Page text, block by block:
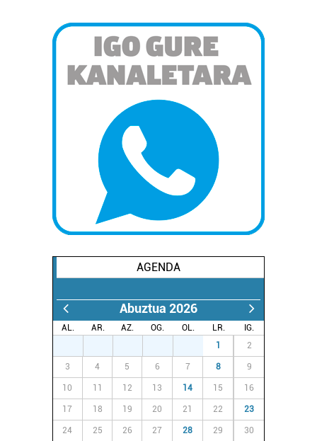
zerbitzuak hobetzeko asmoz, cookie teknologiaz
baliatzen gara. Ohar hau onartuz gero, teknologia hori
erabiltzeko baimen esplizitua ematen diguzu.
AGENDA
Abuztua 2026
AL. AR. AZ. OG. OL. LR.
IG.
1 2
3 4 5 6 7 8 9
10 11 12 13 14 15 16
17 18 19 20 21 22 23
24 25 26 27 28 29 30